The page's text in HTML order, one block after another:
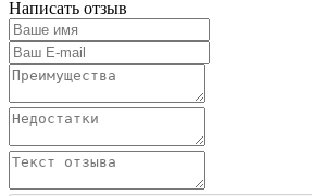
Написать отзыв